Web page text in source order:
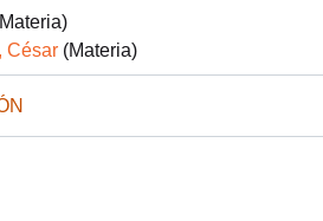
César(Materia)